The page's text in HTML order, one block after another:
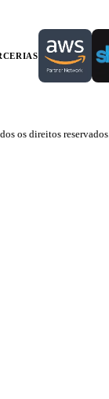
os direitos reservados.